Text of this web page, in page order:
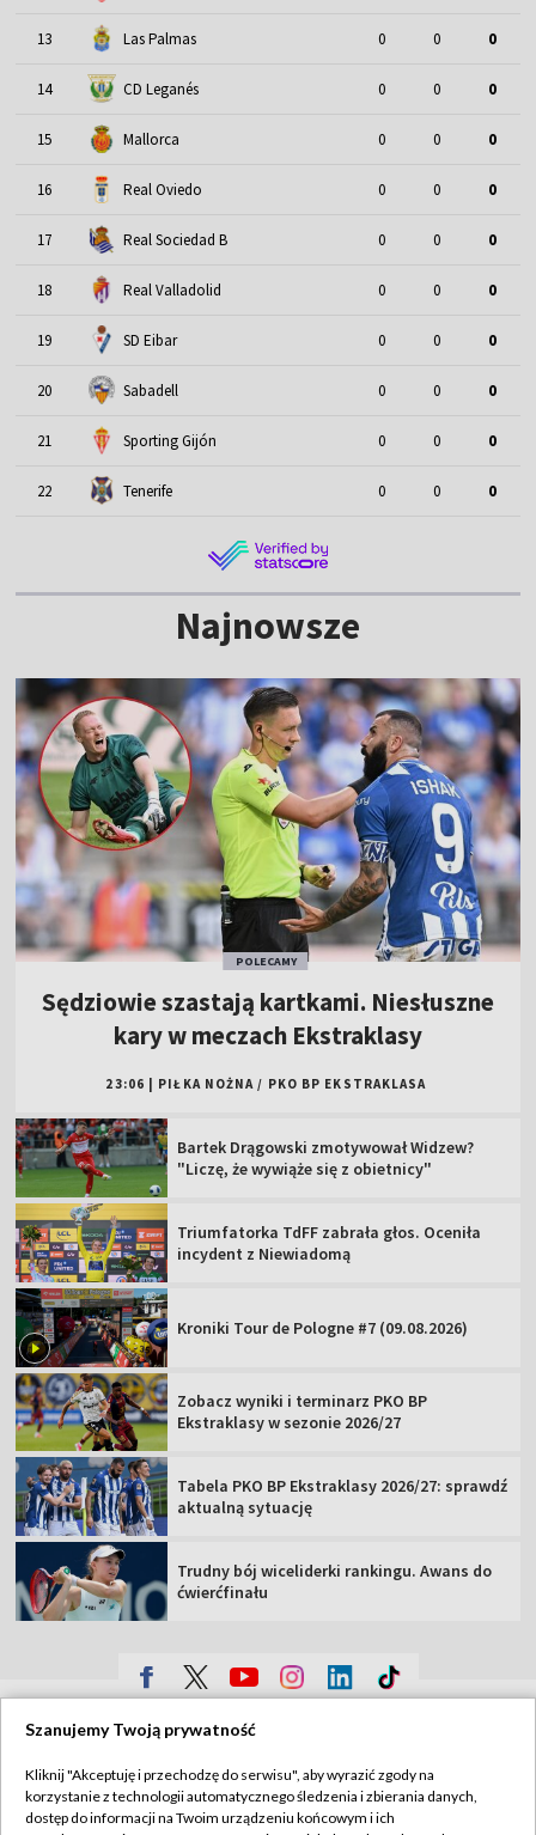
13 Las Palmas 0 0 0
14 CD Leganés 0 0 0
15 Mallorca 0 0 0
16 Real Oviedo 0 0 0
17 Real Sociedad B 0 0 0
18 Real Valladolid 0 0 0
19 SD Eibar 0 0 0
20 Sabadell 0 0 0
21 Sporting Gijón 0 0 0
22 Tenerife 0 0 0
Najnowsze
POLECAMY
Sędziowie szastają kartkami. Niesłuszne
kary w meczach Ekstraklasy
23:06 PIŁKA NOŻNA / PKO BP EKSTRAKLASA
Bartek Drągowski zmotywował Widzew?
"Liczę, że wywiąże się z obietnicy"
Triumfatorka TdFF zabrała głos. Oceniła
incydent z Niewiadomą
Kroniki Tour de Pologne #7 (09.08.2026)
Zobacz wyniki i terminarz PKO BP
Ekstraklasy w sezonie 2026/27
Tabela PKO BP Ekstraklasy 2026/27: sprawdź
aktualną sytuację
Trudny bój wiceliderki rankingu. Awans do
ćwierćfinału
Sklep TVP
Polityka prywatności
Szanujemy Twoją prywatność
Kliknij "Akceptuję i przechodzę do serwisu", aby wyrazić zgody na
korzystanie z technologii automatycznego śledzenia i zbierania danych,
dostęp do informacji na Twoim urządzeniu końcowym i ich